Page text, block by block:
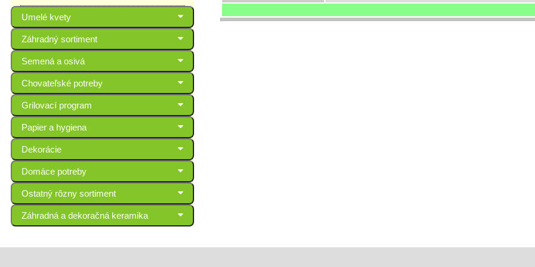
Umelé kvety
Záhradný sortiment
Semená a osivá
Chovateľské potreby
Grilovací program
Papier a hygiena
Dekorácie
Domáce potreby
Ostatný rôzny sortiment
Záhradná a dekoračná keramika